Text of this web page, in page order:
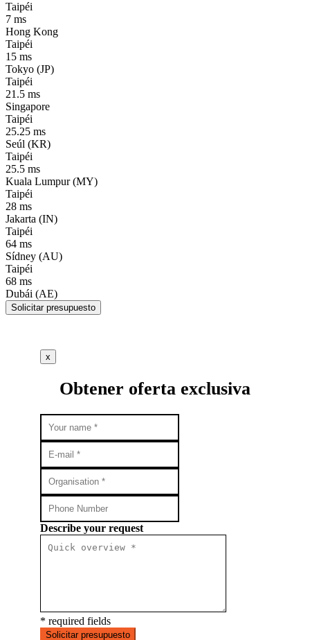
Taipéi
7 ms
Hong Kong
Taipéi
15 ms
Tokyo (JP)
Taipéi
21.5 ms
Singapore
Taipéi
25.25 ms
Seúl (KR)
Taipéi
25.5 ms
Kuala Lumpur (MY)
Taipéi
28 ms
Jakarta (IN)
Taipéi
64 ms
Sídney (AU)
Taipéi
68 ms
Dubái (AE)
Solicitar presupuesto
x
Obtener oferta exclusiva
Describe your request
* required fields
Solicitar presupuesto